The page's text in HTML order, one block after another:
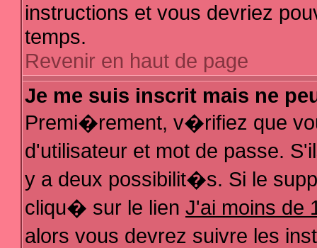
instructions et vous devriez
temps.
Revenir en haut de page
Je me suis inscrit mais ne
Premi�rement, v�rifiez que
d'utilisateur et mot de passe.
y a deux possibilit�s. Si le
cliqu� sur le lien J'ai moins de
alors vous devrez suivre les